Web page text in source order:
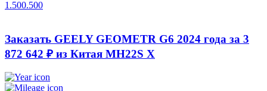
1.500.500
Заказать GEELY GEOMETR G6 2024 года за 3
872 642 ₽ из Китая MH22S X